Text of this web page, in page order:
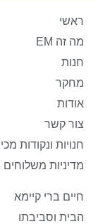
ראשי
מה זה EM
חנות
מחקר
אודות
צור קשר
חנויות ונקודות
מדיניות משלוחים
חיים ברי קיימא
הבית וסביבתו